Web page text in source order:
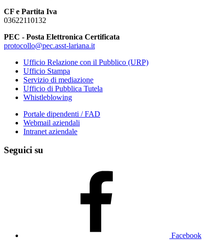
CF e Partita Iva
03622110132
PEC - Posta Elettronica Certificata
protocollo@pec.asst-lariana.it
Ufficio Relazione con il Pubblico (URP)
Ufficio Stampa
Servizio di mediazione
Ufficio di Pubblica Tutela
Whistleblowing
Portale dipendenti / FAD
Webmail aziendali
Intranet aziendale
Seguici su
Facebook